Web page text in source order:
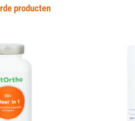
producten